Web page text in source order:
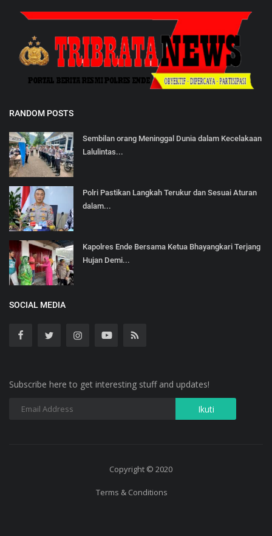
RANDOM POSTS
Sembilan orang Meninggal Dunia dalam Kecelakaan
Lalulintas...
Polri Pastikan Langkah Terukur dan Sesuai Aturan
dalam...
Kapolres Ende Bersama Ketua Bhayangkari Terjang
Hujan Demi...
SOCIAL MEDIA
Subscribe here to get interesting stuff and updates!
Copyright © 2020
Terms & Conditions